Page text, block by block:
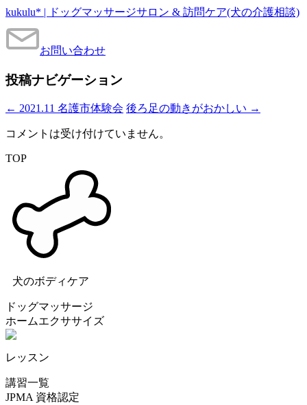
kukulu* | ドッグマッサージサロン & 訪問ケア(犬の介護相談)
お問い合わせ
投稿ナビゲーション
← 2021.11 名護市体験会 後ろ足の動きがおかしい →
コメントは受け付けていません。
TOP
犬のボディケア
ドッグマッサージ
ホームエクササイズ
レッスン
講習一覧
JPMA 資格認定